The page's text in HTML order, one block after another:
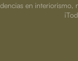
en interiorismo,